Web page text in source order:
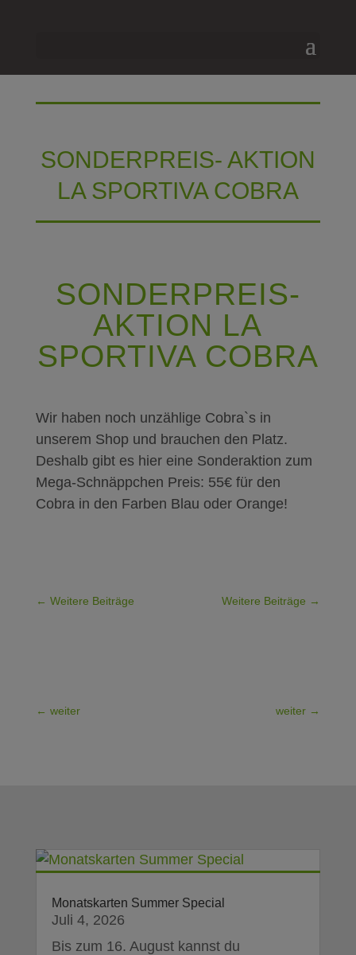
SONDERPREIS- AKTION
LA SPORTIVA COBRA
SONDERPREIS-
AKTION LA
SPORTIVA COBRA
Wir haben noch unzählige Cobra`s in
unserem Shop und brauchen den Platz.
Deshalb gibt es hier eine Sonderaktion zum
Mega-Schnäppchen Preis: 55€ für den
Cobra in den Farben Blau oder Orange!
Weitere Beiträge
Weitere Beiträge
weiter
weiter
Monatskarten Summer Special
Juli 4, 2026
Bis zum 16. August kannst du